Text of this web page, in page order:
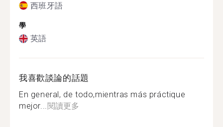
西班牙語
學
英語
我喜歡談論的話題
En general, de todo,mientras más práctique
mejor...閱讀更多